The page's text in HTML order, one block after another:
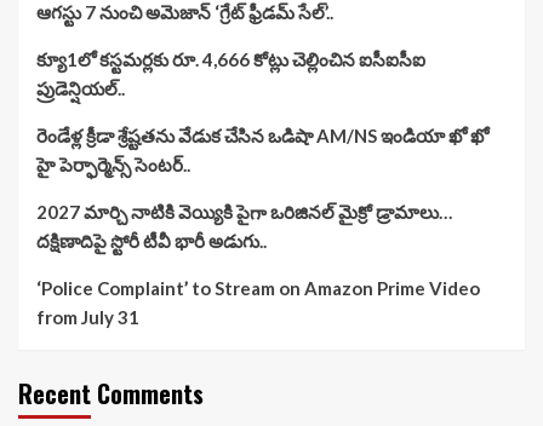
ఆగస్టు 7 నుంచి అమెజాన్ ‘గ్రేట్ ఫ్రీడమ్ సేల్’..
క్యూ1లో కస్టమర్లకు రూ. 4,666 కోట్లు చెల్లించిన ఐసీఐసీఐ
ప్రుడెన్షియల్..
రెండేళ్ల క్రీడా శ్రేష్టతను వేడుక చేసిన ఒడిషా AM/NS ఇండియా ఖో ఖో
హై పెర్ఫార్మెన్స్ సెంటర్..
2027 మార్చి నాటికి వెయ్యికి పైగా ఒరిజినల్ మైక్రో డ్రామాలు…
దక్షిణాదిపై స్టోరీ టీవీ భారీ అడుగు..
‘Police Complaint’ to Stream on Amazon Prime Video
from July 31
Recent Comments